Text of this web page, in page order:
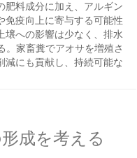
肥料成分に加え、アルギン
免疫向上に寄与する可能性
壌への影響は少なく、排水
。家畜糞でアオサを増殖さ
減にも貢献し、持続可能な
成を考える